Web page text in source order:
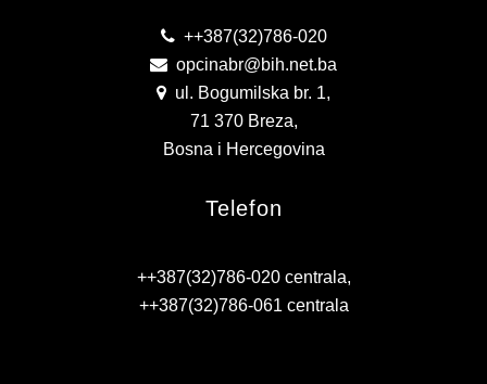
++387(32)786-020
opcinabr@bih.net.ba
ul. Bogumilska br. 1,
71 370 Breza,
Bosna i Hercegovina
Telefon
++387(32)786-020 centrala,
++387(32)786-061 centrala